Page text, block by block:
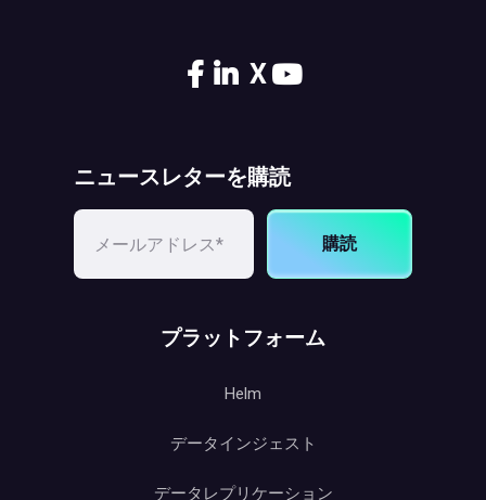
X
ニュースレターを購読
購読
プラットフォーム
Helm
データインジェスト
データレプリケーション